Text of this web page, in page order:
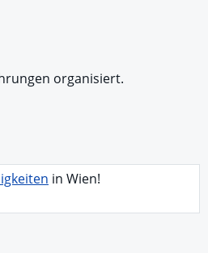
organisiert.
in Wien!